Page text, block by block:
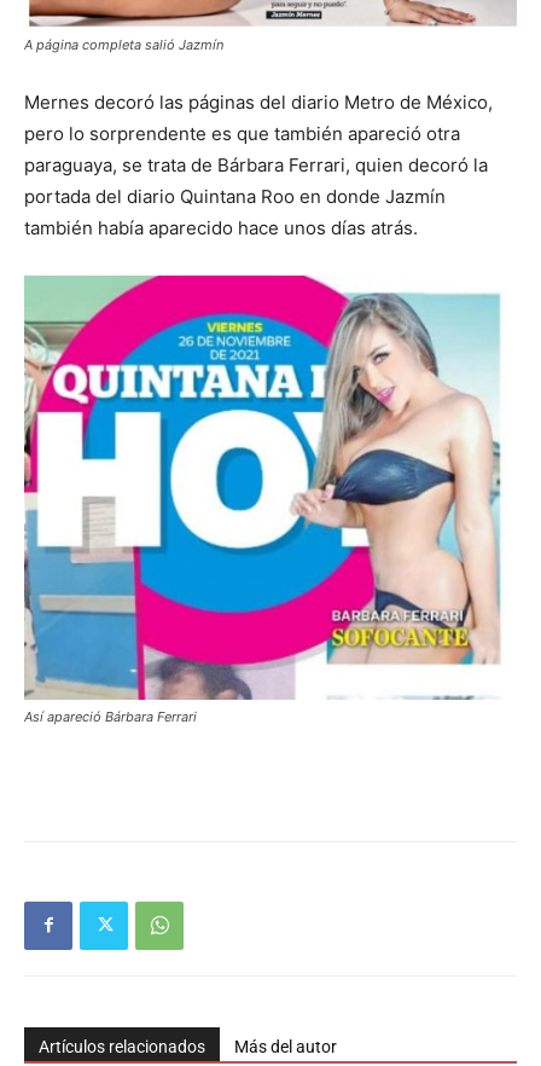
A página completa salió Jazmín
Mernes decoró las páginas del diario Metro de México,
pero lo sorprendente es que también apareció otra
paraguaya, se trata de Bárbara Ferrari, quien decoró la
portada del diario Quintana Roo en donde Jazmín
también había aparecido hace unos días atrás.
Así apareció Bárbara Ferrari
Artículos relacionados Más del autor